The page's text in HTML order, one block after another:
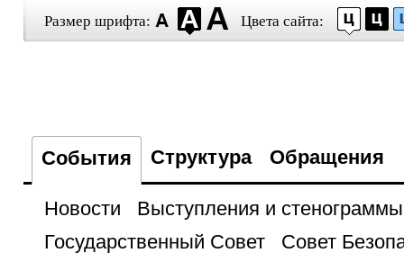
Размер шрифта: Цвета сайта:
События Структура Обращения
Новости
Выступления и стенограммы
Государственный Совет
Совет